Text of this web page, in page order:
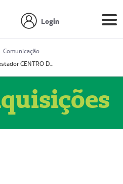
Login
Comunicação
Prestador CENTRO DE ONCOLOGIA